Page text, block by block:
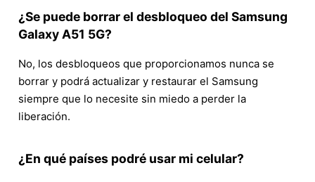
¿Se puede borrar el desbloqueo del Samsung
Galaxy A51 5G?
No, los desbloqueos que proporcionamos nunca se
borrar y podrá actualizar y restaurar el Samsung
siempre que lo necesite sin miedo a perder la
liberación.
¿En qué países podré usar mi celular?